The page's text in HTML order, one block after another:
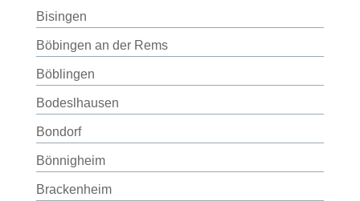
Bisingen
Böbingen an der Rems
Böblingen
Bodeslhausen
Bondorf
Bönnigheim
Brackenheim